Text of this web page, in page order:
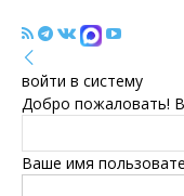
войти в систему
Добро пожаловать!
Ваше имя